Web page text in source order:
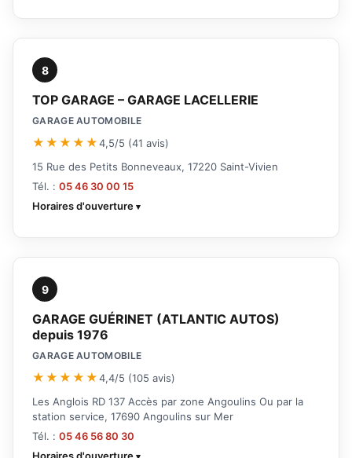
8
TOP GARAGE – GARAGE LACELLERIE
GARAGE AUTOMOBILE
★★★★★4,5/5 (41 avis)
15 Rue des Petits Bonneveaux, 17220 Saint-Vivien
Tél. : 05 46 30 00 15
Horaires d'ouverture
9
GARAGE GUÉRINET (ATLANTIC AUTOS)
depuis 1976
GARAGE AUTOMOBILE
★★★★★4,4/5 (105 avis)
Les Anglois RD 137 Accès par zone Angoulins Ou par la
station service, 17690 Angoulins sur Mer
Tél. : 05 46 56 80 30